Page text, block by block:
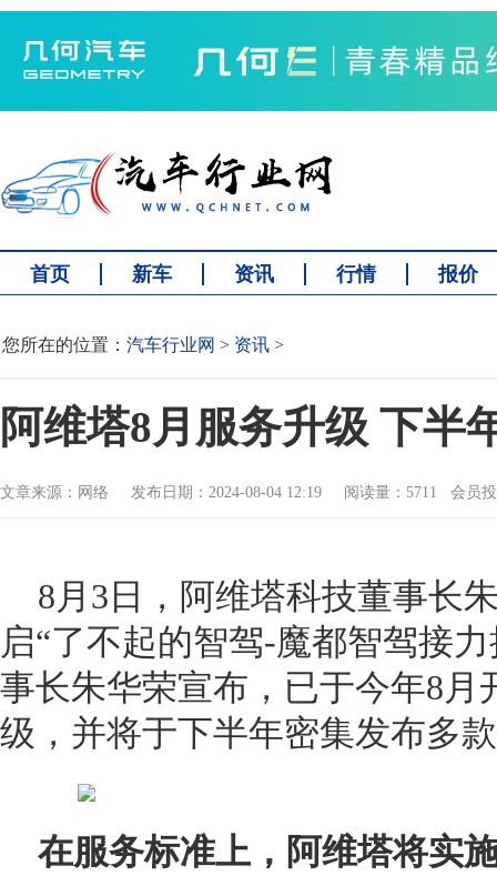
首页 新车 资讯 行情 报价
您所在的位置： 汽车行业网 > 资讯 >
阿维塔8月服务升级 下半
文章来源：网络 发布日期：2024-08-04 12:19 阅读量：5711 会员
8月3日，阿维塔科技董事长
启“了不起的智驾-魔都智驾接
事长朱华荣宣布，已于今年8月
级，并将于下半年密集发布多
在服务标准上，阿维塔将实